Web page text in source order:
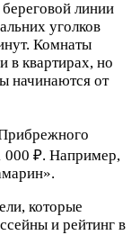
линии
уголков
Комнаты
в квартирах, но
начинаются от
000 ₽. Например,
которые
и рейтинг в